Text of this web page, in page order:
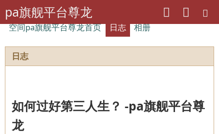
pa旗舰平台尊龙
空间pa旗舰平台尊龙首页 日志 相册
日志
如何过好第三人生？ -pa旗舰平台尊
龙